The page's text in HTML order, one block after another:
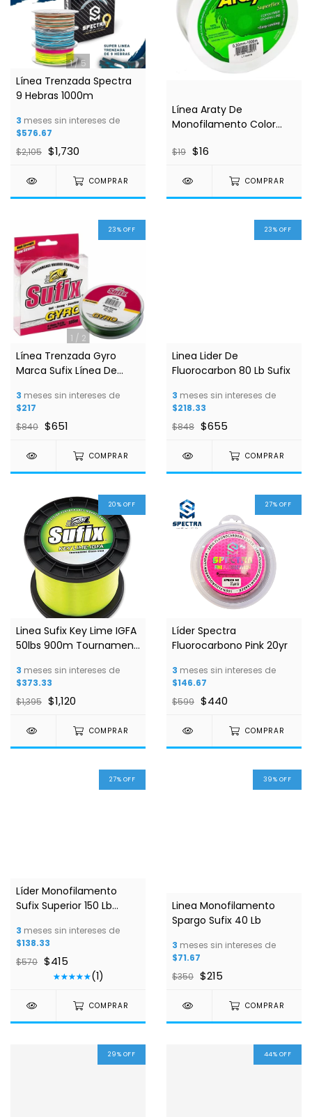
1/5
Línea Trenzada Spectra
9 Hebras 1000m
3 meses sin intereses de
$576.67
$2,105 $1,730
COMPRAR
Línea Araty De
Monofilamento Color
$19 $16
COMPRAR
1 / 2
23% OFF
Línea Trenzada Gyro
Marca Sufix Línea De
3 meses sin intereses de
$217
$840 $651
COMPRAR
23% OFF
Linea Lider De
Fluorocarbon 80 Lb Sufix
3 meses sin intereses de
$218.33
$848 $655
COMPRAR
20% OFF
Linea Sufix Key Lime IGFA
50lbs 900m Tournament
3 meses sin intereses de
$373.33
$1,395 $1,120
COMPRAR
27% OFF
Líder Spectra
Fluorocarbono Pink 20yr
3 meses sin intereses de
$146.67
$599 $440
COMPRAR
27% OFF
Líder Monofilamento
Sufix Superior 150 Lb
3 meses sin intereses de
$138.33
$570 $415
(1)
COMPRAR
39% OFF
Linea Monofilamento
Spargo Sufix 40 Lb
3 meses sin intereses de
$71.67
$350 $215
COMPRAR
29% OFF 44% OFF